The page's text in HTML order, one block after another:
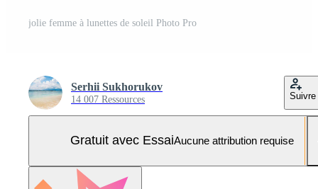
jolie femme à lunettes de soleil Photo Pro
Serhii Sukhorukov
14 007 Ressources Suivre
Gratuit avec EssaiAucune attribution requise